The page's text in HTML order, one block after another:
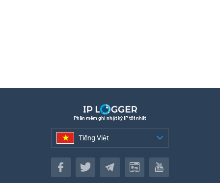
Phần mềm ghi nhật ký IP tốt nhất
Tiếng Việt
Tiếng Việt